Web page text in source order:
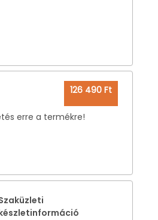
126 490 Ft
erre a termékre!